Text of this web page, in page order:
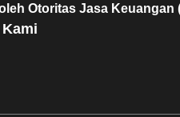
Otoritas Jasa Keuangan